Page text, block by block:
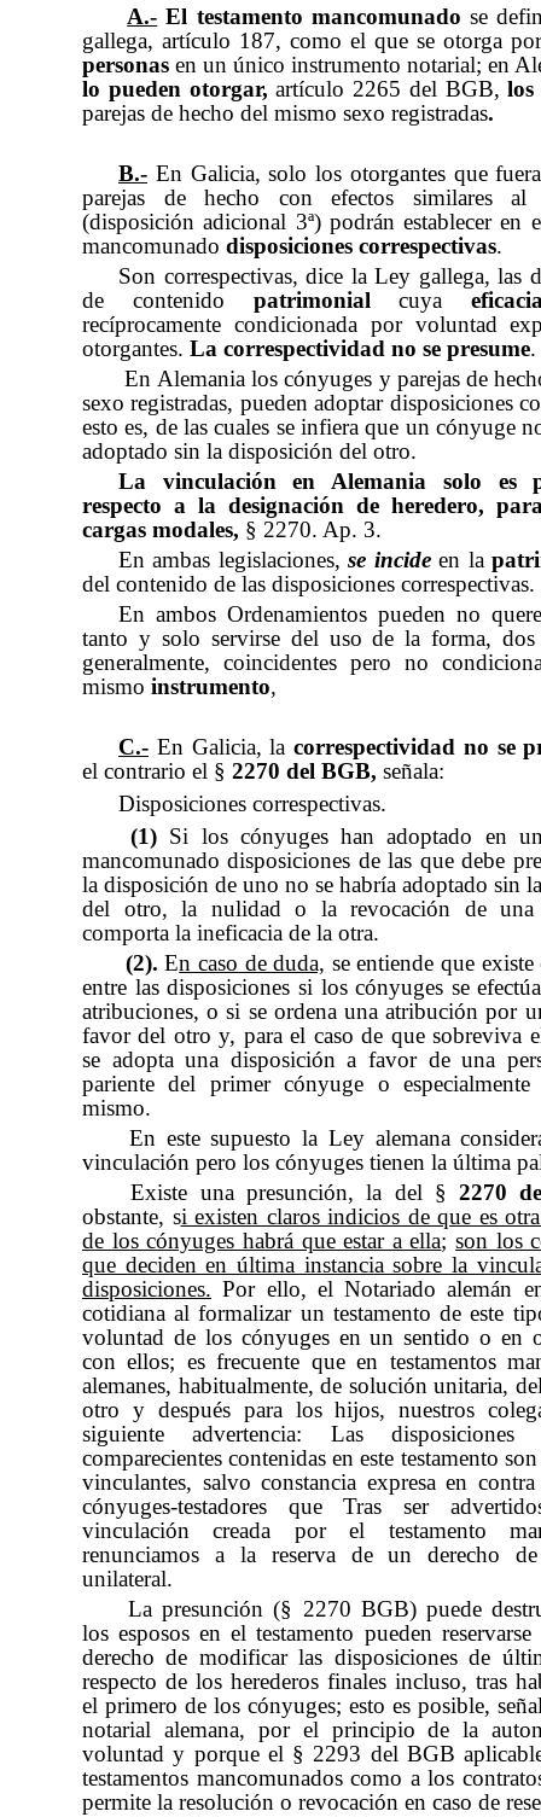
A.- El testamento mancomunadose
gallega, artículo 187, como el que se otorga
personas en un único instrumento notarial; en
lo pueden otorgar, artículo 2265 del BGB,
parejas de hecho del mismo sexo registradas.
B.- En Galicia, solo los otorgantes que
parejas de hecho con efectos similares al
(disposición adicional 3ª) podrán establecer en
mancomunado disposiciones correspectivas.
Son correspectivas, dice la Ley gallega, las
de contenido patrimonialcuya
recíprocamente condicionada por voluntad
otorgantes. La correspectividad no se presume.
En Alemania los cónyuges y parejas de
sexo registradas, pueden adoptar disposiciones
esto es, de las cuales se infiera que un cónyuge
adoptado sin la disposición del otro.
La vinculación en Alemania solo es
respecto a la designación de heredero,
cargas modales, § 2270. Ap. 3.
En ambas legislaciones,se incideen la
del contenido de las disposiciones correspectivas.
En ambos Ordenamientos pueden no
tanto y solo servirse del uso de la forma, dos
generalmente, coincidentes pero no
mismo instrumento,
C.- En Galicia, la correspectividad no se
el contrario el § 2270 del BGB, señala:
Disposiciones correspectivas.
(1) Si los cónyuges han adoptado en
mancomunado disposiciones de las que debe
la disposición de uno no se habría adoptado sin
del otro, la nulidad o la revocación de una
comporta la ineficacia de la otra.
(2). En caso de duda, se entiende que existe
entre las disposiciones si los cónyuges se
atribuciones, o si se ordena una atribución por
favor del otro y, para el caso de que sobreviva
se adopta una disposición a favor de una
pariente del primer cónyuge o
mismo.
En este supuesto la Ley alemana
vinculación pero los cónyuges tienen la última
Existe una presunción, la del §2270
obstante, si existen claros indicios de que es
de los cónyuges habrá que estar a ella;son los
que deciden en última instancia sobre la
disposiciones. Por ello, el Notariado alemán
cotidiana al formalizar un testamento de este
voluntad de los cónyuges en un sentido o en
con ellos; es frecuente que en testamentos
alemanes, habitualmente, de solución unitaria,
otro y después para los hijos, nuestros
siguiente advertencia: Las
comparecientes contenidas en este testamento
vinculantes, salvo constancia expresa en
cónyuges-testadores que Tras ser
vinculación creada por el testamento
renunciamos a la reserva de un derecho de
unilateral.
La presunción (§ 2270 BGB) puede
los esposos en el testamento pueden
derecho de modificar las disposiciones de
respecto de los herederos finales incluso, tras
el primero de los cónyuges; esto es posible,
notarial alemana, por el principio de la
voluntad y porque el § 2293 del BGB
testamentos mancomunados como a los
permite la resolución o revocación en caso de